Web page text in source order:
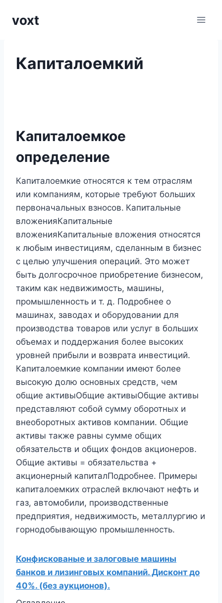
voxt
Капиталоемкий
Капиталоемкое
определение
Капиталоемкие относятся к тем отраслям
или компаниям, которые требуют больших
первоначальных взносов. Капитальные
вложенияКапитальные
вложенияКапитальные вложения относятся
к любым инвестициям, сделанным в бизнес
с целью улучшения операций. Это может
быть долгосрочное приобретение бизнесом,
таким как недвижимость, машины,
промышленность и т. д. Подробнее о
машинах, заводах и оборудовании для
производства товаров или услуг в больших
объемах и поддержания более высоких
уровней прибыли и возврата инвестиций.
Капиталоемкие компании имеют более
высокую долю основных средств, чем
общие активыОбщие активыОбщие активы
представляют собой сумму оборотных и
внеоборотных активов компании. Общие
активы также равны сумме общих
обязательств и общих фондов акционеров.
Общие активы = обязательства +
акционерный капиталПодробнее. Примеры
капиталоемких отраслей включают нефть и
газ, автомобили, производственные
предприятия, недвижимость, металлургию и
горнодобывающую промышленность.
Конфискованые и залоговые машины
банков и лизинговых компаний. Дисконт до
40%. (без аукционов).